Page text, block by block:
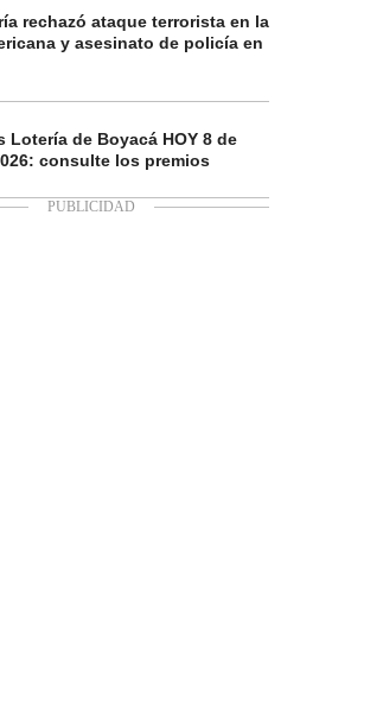
rechazó ataque terrorista en la
y asesinato de policía en
Lotería de Boyacá HOY 8 de
consulte los premios